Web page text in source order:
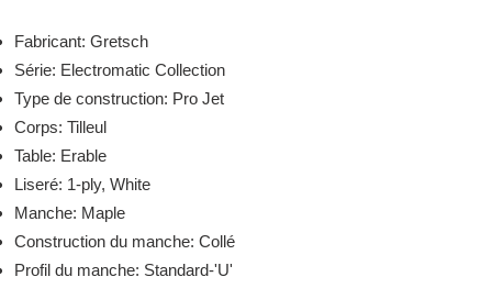
Fabricant: Gretsch
Série: Electromatic Collection
Type de construction: Pro Jet
Corps: Tilleul
Table: Erable
Liseré: 1-ply, White
Manche: Maple
Construction du manche: Collé
Profil du manche: Standard-'U'